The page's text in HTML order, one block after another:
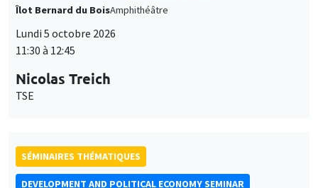
Îlot Bernard du BoisAmphithéâtre
Lundi 5 octobre 2026
11:30 à 12:45
Nicolas Treich
TSE
SÉMINAIRES THÉMATIQUES
DEVELOPMENT AND POLITICAL ECONOMY SEMINAR